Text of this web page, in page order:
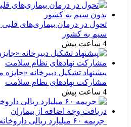
تحول در درمان بیماری‌های
سیم به کشور
4 ساعت پیش
پیشنهاد تشکیل دبیرخانه
مشارکت نهادهای نظام سلامت
4 ساعت پیش
جریمه ۶۰ میلیارد ریالی